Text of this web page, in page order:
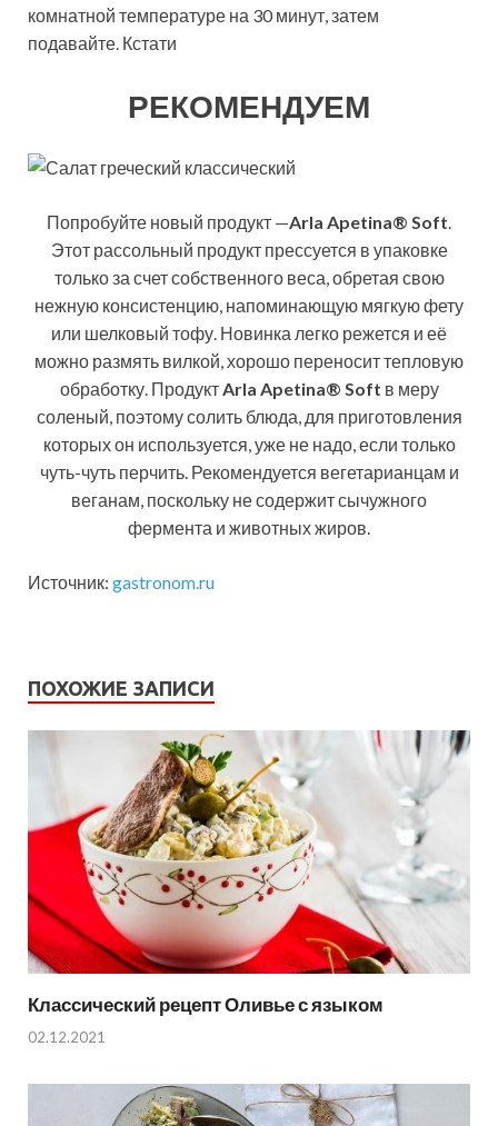
комнатной температуре на 30 минут, затем
подавайте. Кстати
РЕКОМЕНДУЕМ
Попробуйте новый продукт —Arla Apetina® Soft
Этот рассольный продукт прессуется в упаковке
только за счет собственного веса, обретая свою
нежную консистенцию, напоминающую мягкую фету
или шелковый тофу. Новинка легко режется и её
можно размять вилкой, хорошо переносит тепловую
обработку. ПродуктArla Apetina® Soft в меру
соленый, поэтому солить блюда, для приготовления
которых он используется, уже не надо, если только
чуть-чуть перчить. Рекомендуется вегетарианцам и
веганам, поскольку не содержит сычужного
фермента и животных жиров.
Источник: gastronom.ru
ПОХОЖИЕ ЗАПИСИ
Классический рецепт Оливье с языком
02.12.2021